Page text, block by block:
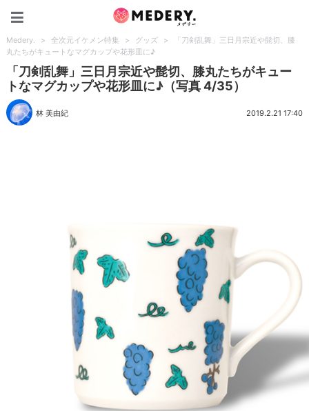
Medery. > 全次元イケメン特集 > グッズ >
「刀剣乱舞」三日月宗近や髭切、膝
丸たちがキュートなマグカップや花形皿に♪
「刀剣乱舞」三日月宗近や髭切、膝丸たちがキュー
トなマグカップや花形皿に♪（写真 4/35）
林 美由紀 2019.2.21 17:40